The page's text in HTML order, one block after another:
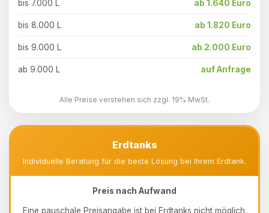
bis 7.000 L ab 1.640 Euro
bis 8.000 L ab 1.820 Euro
bis 9.000 L ab 2.000 Euro
ab 9.000 L auf Anfrage
Alle Preise verstehen sich zzgl. 19% MwSt.
Erdtanks
Individuelle Beratung für die beste Lösung bei Ihrem Erdtank.
Preis nach Aufwand
Eine pauschale Preisangabe ist bei Erdtanks nicht möglich.